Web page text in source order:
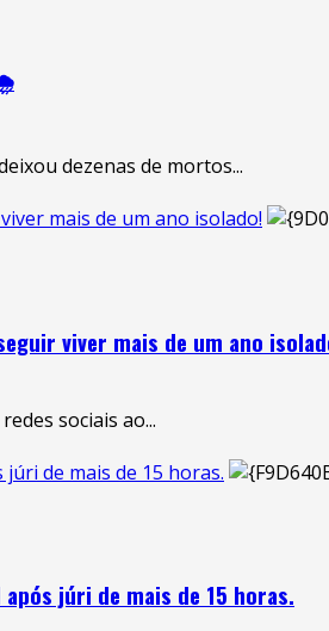
dezenas de mortos...
mais de um ano isolado!
viver mais de um ano
sociais ao...
de mais de 15 horas.
júri de mais de 15 horas.